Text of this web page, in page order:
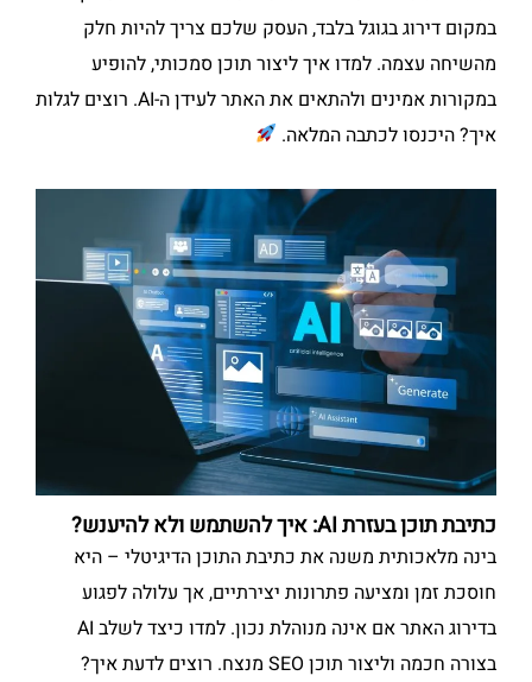
במקום דירוג בגוגל בלבד, העסק שלכם צריך להיות חלק
מהשיחה עצמה. למדו איך ליצור תוכן סמכותי, להופיע
במקורות אמינים ולהתאים את האתר לעידן ה-AI. רוצים לגלות
איך? היכנסו לכתבה המלאה.
כתיבת תוכן בעזרת AI: איך להשתמש ולא להיענש?
בינה מלאכותית משנה את כתיבת התוכן הדיגיטלי – היא
חוסכת זמן ומציעה פתרונות יצירתיים, אך עלולה לפגוע
בדירוג האתר אם אינה מנוהלת נכון. למדו כיצד לשלב AI
בצורה חכמה וליצור תוכן SEO מנצח. רוצים לדעת איך?